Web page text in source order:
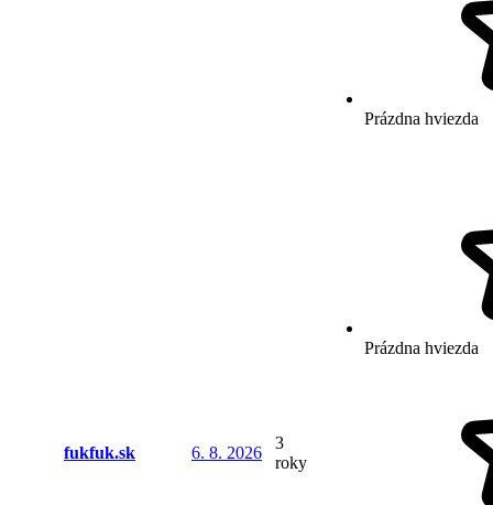
Prázdna hviezda
fukfuk.sk 6. 8. 2026
3
roky
Prázdna hviezda